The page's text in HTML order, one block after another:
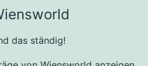
das ständig!